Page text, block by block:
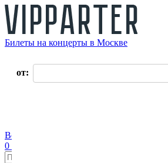
Билеты на концерты в Москве
О нас
Доставка
Войти
0 руб.
от: